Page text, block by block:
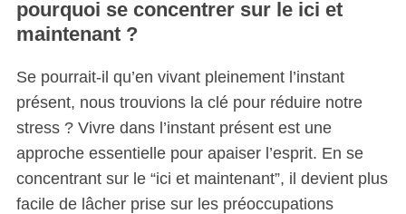
pourquoi se concentrer sur le ici et
maintenant ?
Se pourrait-il qu’en vivant pleinement l’instant
présent, nous trouvions la clé pour réduire notre
stress ? Vivre dans l’instant présent est une
approche essentielle pour apaiser l’esprit. En se
concentrant sur le “ici et maintenant”, il devient plus
facile de lâcher prise sur les préoccupations